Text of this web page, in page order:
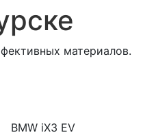
материалов.
BMW iX3 EV